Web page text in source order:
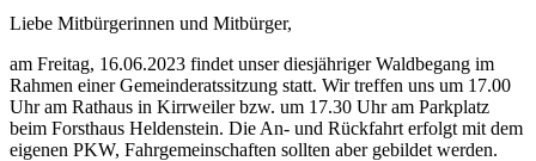
Liebe Mitbürgerinnen und Mitbürger,
am Freitag, 16.06.2023 findet unser diesjähriger Waldbegang im
Rahmen einer Gemeinderatssitzung statt. Wir treffen uns um 17.00
Uhr am Rathaus in Kirrweiler bzw. um 17.30 Uhr am Parkplatz
beim Forsthaus Heldenstein. Die An- und Rückfahrt erfolgt mit dem
eigenen PKW, Fahrgemeinschaften sollten aber gebildet werden.